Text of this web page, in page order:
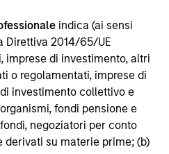
indica (ai sensi
Direttiva 2014/65/UE
imprese di investimento, altri
o regolamentati, imprese di
investimento collettivo e
fondi pensione e
negoziatori per conto
derivati su materie prime; (b)
Income Fund
Markets Debt Team
Commento
Fund Processing